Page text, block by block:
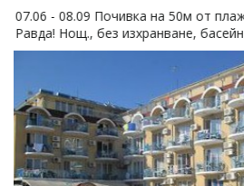
07.06 - 08.09 Лято на 50м от плажа
Нощ., закуска, обяд вечеря